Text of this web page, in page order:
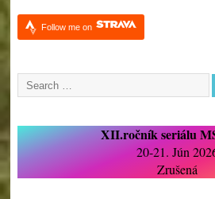
Follow me on
XII.ročník seriálu
20-21. Jún
Zrušená